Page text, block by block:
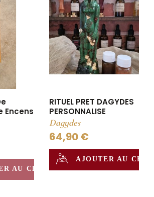
Encens
AU CHAUDRON
RITUEL PRET DAGYDES
PERSONNALISE
Dagydes
64,90 €
AJOUTER AU